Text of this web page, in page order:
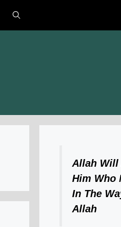
Allah Will
Him Who
In The
Allah